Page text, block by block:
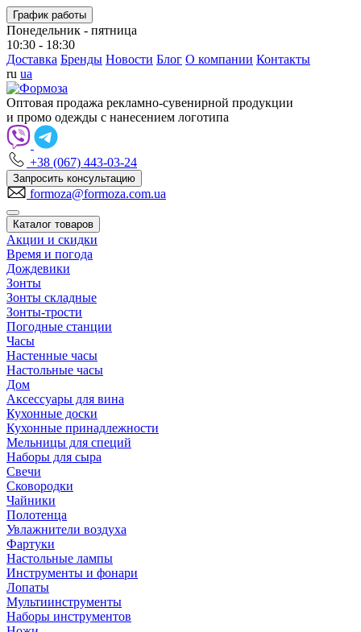
График работы
Понедельник - пятница
10:30 - 18:30
Доставка Бренды Новости Блог О компании Контакты
ru ua
Оптовая продажа рекламно-сувенирной продукции
и промо одежды с нанесением логотипа
+38 (067) 443-03-24
Запросить консультацию
formoza@formoza.com.ua
Каталог товаров
Акции и скидки
Время и погода
Дождевики
Зонты
Зонты складные
Зонты-трости
Погодные станции
Часы
Настенные часы
Настольные часы
Дом
Аксессуары для вина
Кухонные доски
Кухонные принадлежности
Мельницы для специй
Наборы для сыра
Свечи
Сковородки
Чайники
Полотенца
Увлажнители воздуха
Фартуки
Настольные лампы
Инструменты и фонари
Лопаты
Мультиинструменты
Наборы инструментов